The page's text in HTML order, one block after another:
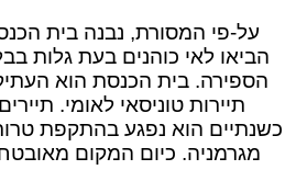
על-פי המסורת, נבנה בית
הספירה. בית הכנסת הוא
תיירות טוניסאי לאומי.